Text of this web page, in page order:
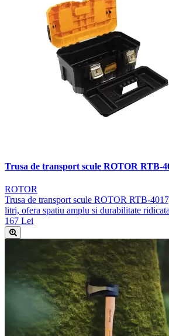
Trusa de transport scule ROTOR RTB-
ROTOR
Trusa de transport scule ROTOR RTB-
litri, ofera spatiu amplu si durabilitate
167 Lei